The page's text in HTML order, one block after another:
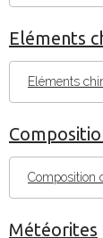
Eléments
Eléments
Composition
Météorites